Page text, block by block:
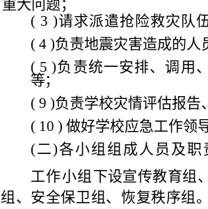
重大问题；
( 3 )请求派遣抢险救灾队
( 4 )负责地震灾害造成的人
( 5 )负 责统一安排、调用
等；
( 9 )负责学校灾情评估报告
( 10 ) 做好学校应急工作领
(二)各小组组成人员及职
工作小组 下设宣传教育组
组、安全保卫组、恢复秩序组